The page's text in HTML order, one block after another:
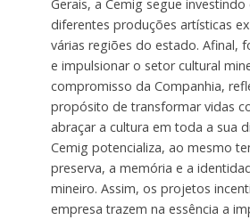
Gerais, a Cemig segue
diferentes produções artísticas
várias regiões do estado. Afinal,
e impulsionar o setor cultural
compromisso da Companhia,
propósito de transformar vidas
abraçar a cultura em toda a sua
Cemig potencializa, ao mesmo
preserva, a memória e a
mineiro. Assim, os projetos
empresa trazem na essência a